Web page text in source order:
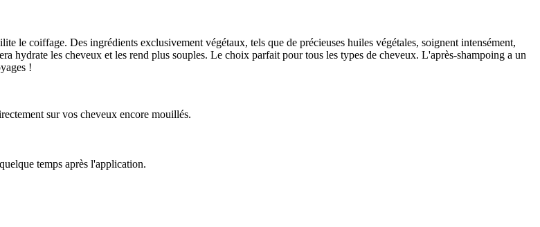
le coiffage. Des ingrédients exclusivement végétaux, tels que de précieuses huiles végétales, soignent intensément,
hydrate les cheveux et les rend plus souples. Le choix parfait pour tous les types de cheveux. L'après-shampoing a un
!
sur vos cheveux encore mouillés.
temps après l'application.